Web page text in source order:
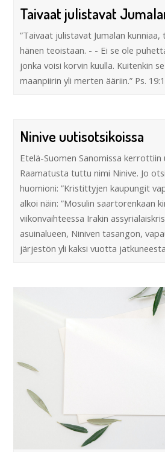
Taivaat julistavat
”Taivaat julistavat Jumalan
hänen teoistaan. - - Ei se ole
jonka voisi korvin kuulla. Kuitenkin
maanpiirin yli merten ääriin.” Ps.
Ninive uutisotsikoissa
Etelä-Suomen Sanomissa
Raamatusta tuttu nimi Ninive. Jo
huomioni: ”Kristittyjen kaupungit
alkoi näin: ”Mosulin saartorenkaan
viikonvaihteessa Irakin
asuinalueen, Niniven tasangon,
järjestön yli kaksi vuotta